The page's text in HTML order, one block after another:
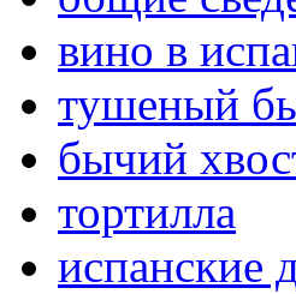
вино в
тушеный
бычий
тортилла
испанские